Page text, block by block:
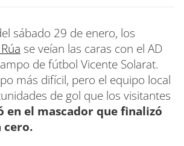
sábado 29 de enero, los
se veían las caras con el AD
de fútbol Vicente Solarat.
más difícil, pero el equipo local
de gol que los visitantes
en el mascador que finalizó
cero.